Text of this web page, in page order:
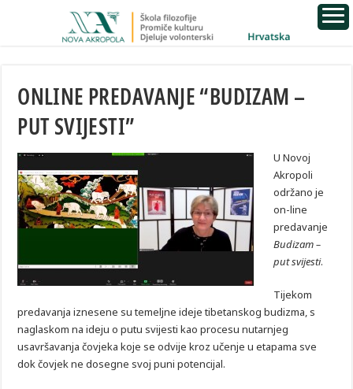
ONLINE PREDAVANJE “BUDIZAM –
PUT SVIJESTI”
U Novoj
Akropoli
održano je
on-line
predavanje
Budizam –
put svijesti.
Tijekom
predavanja iznesene su temeljne ideje tibetanskog budizma, s
naglaskom na ideju o putu svijesti kao procesu nutarnjeg
usavršavanja čovjeka koje se odvije kroz učenje u etapama sve
dok čovjek ne dosegne svoj puni potencijal.